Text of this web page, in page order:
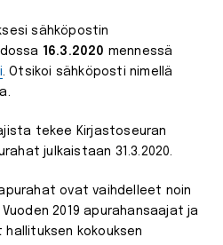
sähköpostin
16.3.2020 mennessä
. Otsikoi sähköposti nimellä
tekee Kirjastoseuran
julkaistaan 31.3.2020.
ovat vaihdelleet noin
2019 apurahansaajat ja
kokouksen